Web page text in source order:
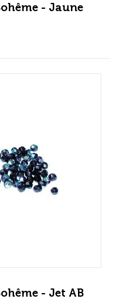
- Jaune
- Jet AB